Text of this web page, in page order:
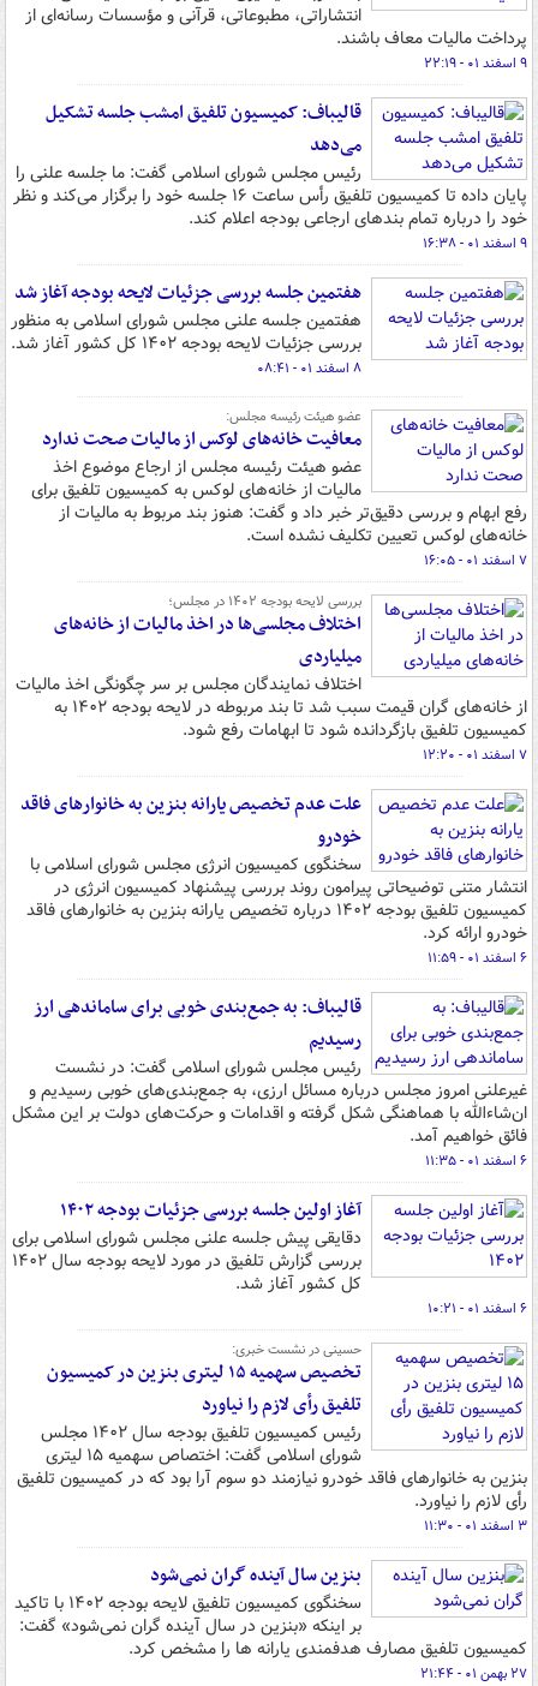
انتشاراتی، مطبوعاتی، قرآنی و مؤسسات رسانه‌ای از
پرداخت مالیات معاف باشند.
۹ اسفند ۰۱ - ۲۲:۱۹
قالیباف: کمیسیون تلفیق امشب جلسه تشکیل
می‌دهد
رئیس مجلس شورای اسلامی گفت: ما جلسه علنی را
پایان داده تا کمیسیون تلفیق رأس ساعت ۱۶ جلسه خود را برگزار می‌کند و نظر
خود را درباره تمام بندهای ارجاعی بودجه اعلام کند.
۹ اسفند ۰۱ - ۱۶:۳۸
هفتمین جلسه بررسی جزئیات لایحه بودجه آغاز شد
هفتمین جلسه علنی مجلس شورای اسلامی به منظور
بررسی جزئیات لایحه بودجه ۱۴۰۲ کل کشور آغاز شد.
۸ اسفند ۰۱ - ۰۸:۴۱
عضو هیئت رئیسه مجلس:
معافیت خانه‌های لوکس از مالیات صحت ندارد
عضو هیئت رئیسه مجلس از ارجاع موضوع اخذ
مالیات از خانه‌های لوکس به کمیسیون تلفیق برای
رفع ابهام و بررسی دقیق‌تر خبر داد و گفت: هنوز بند مربوط به مالیات از
خانه‌های لوکس تعیین تکلیف نشده است.
۷ اسفند ۰۱ - ۱۶:۰۵
بررسی لایحه بودجه ۱۴۰۲ در مجلس؛
اختلاف مجلسی‌ها در اخذ مالیات از خانه‌های
میلیاردی
اختلاف نمایندگان مجلس بر سر چگونگی اخذ مالیات
از خانه‌های گران قیمت سبب شد تا بند مربوطه در لایحه بودجه ۱۴۰۲ به
کمیسیون تلفیق بازگردانده شود تا ابهامات رفع شود.
۷ اسفند ۰۱ - ۱۲:۲۰
علت عدم تخصیص یارانه بنزین به خانوارهای فاقد
خودرو
سخنگوی کمیسیون انرژی مجلس شورای اسلامی با
انتشار متنی توضیحاتی پیرامون روند بررسی پیشنهاد کمیسیون انرژی در
کمیسیون تلفیق بودجه ۱۴۰۲ درباره تخصیص یارانه بنزین به خانوارهای فاقد
خودرو ارائه کرد.
۶ اسفند ۰۱ - ۱۱:۵۹
قالیباف: به جمع‌بندی خوبی برای ساماندهی ارز
رسیدیم
رئیس مجلس شورای اسلامی گفت: در نشست
غیرعلنی امروز مجلس درباره مسائل ارزی، به جمع‌بندی‌های خوبی رسیدیم و
ان‌شاءالله با هماهنگی شکل گرفته و اقدامات و حرکت‌های دولت بر این مشکل
فائق خواهیم آمد.
۶ اسفند ۰۱ - ۱۱:۳۵
آغاز اولین جلسه بررسی جزئیات بودجه ۱۴۰۲
دقایقی پیش جلسه علنی مجلس شورای اسلامی برای
بررسی گزارش تلفیق در مورد لایحه بودجه سال ۱۴۰۲
کل کشور آغاز شد.
۶ اسفند ۰۱ - ۱۰:۲۱
حسینی در نشست خبری:
تخصیص سهمیه ۱۵ لیتری بنزین در کمیسیون
تلفیق رأی لازم را نیاورد
رئیس کمیسیون تلفیق بودجه سال ۱۴۰۲ مجلس
شورای اسلامی گفت: اختصاص سهمیه ۱۵ لیتری
بنزین به خانوارهای فاقد خودرو نیازمند دو سوم آرا بود که در کمیسیون تلفیق
رأی لازم را نیاورد.
۳ اسفند ۰۱ - ۱۱:۳۰
بنزین سال آینده گران نمی‌شود
سخنگوی کمیسیون تلفیق لایحه بودجه ١۴٠٢ با تاکید
بر اینکه «بنزین در سال آینده گران نمی‌شود» گفت:
کمیسیون تلفیق مصارف هدفمندی یارانه ها را مشخص کرد.
۲۷ بهمن ۰۱ - ۲۱:۴۴